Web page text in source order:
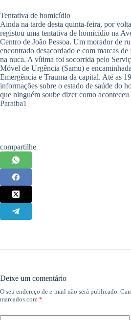
Tentativa de homicídio
Ainda na tarde desta quinta-feira, por
registou uma tentativa de homicídio na
Centro de João Pessoa. Um morador de
encontrado desacordado e com marcas de
na nuca. A vítima foi socorrida pelo
Móvel de Urgência (Samu) e
Emergência e Trauma da capital. Até as
informações sobre o estado de saúde do
que ninguém soube dizer como aconteceu
Paraiba1
compartilhe
Deixe um comentário
O seu endereço de e-mail não será publicado.
marcados com *